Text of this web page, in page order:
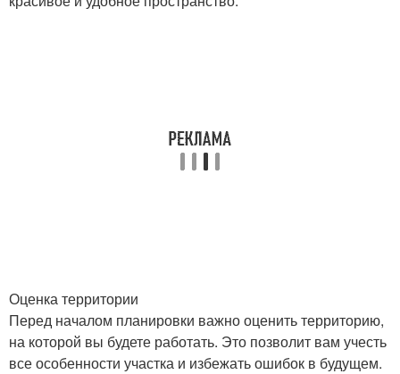
Оценка территории
Перед началом планировки важно оценить территорию,
на которой вы будете работать. Это позволит вам учесть
все особенности участка и избежать ошибок в будущем.